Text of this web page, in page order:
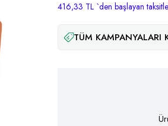
416,33 TL `den başlayan
TÜM KAMPANYALARI